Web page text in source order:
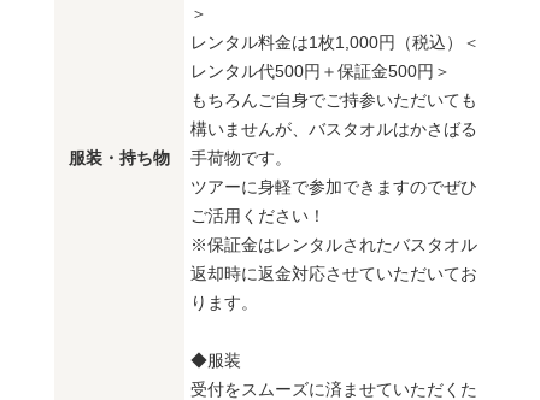
服装・持ち物
＞
レンタル料金は1枚1,000円（税込）＜
レンタル代500円＋保証金500円＞
もちろんご自身でご持参いただいても
構いませんが、バスタオルはかさばる
手荷物です。
ツアーに身軽で参加できますのでぜひ
ご活用ください！
※保証金はレンタルされたバスタオル
返却時に返金対応させていただいてお
ります。
◆服装
受付をスムーズに済ませていただくた